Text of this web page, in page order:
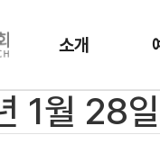
소개
1월 28일